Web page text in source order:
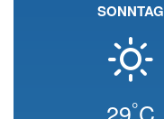
SONNTAG
°